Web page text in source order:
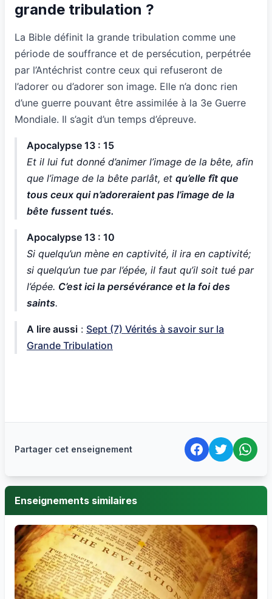
grande tribulation ?
La Bible définit la grande tribulation comme une
période de souffrance et de persécution, perpétrée
par l’Antéchrist contre ceux qui refuseront de
l’adorer ou d’adorer son image. Elle n’a donc rien
d’une guerre pouvant être assimilée à la 3e Guerre
Mondiale. Il s’agit d’un temps d’épreuve.
Apocalypse 13 : 15
Et il lui fut donné d’animer l’image de la bête, afin
que l’image de la bête parlât, et qu’elle fît que
tous ceux qui n’adoreraient pas l’image de la
bête fussent tués.
Apocalypse 13 : 10
Si quelqu’un mène en captivité, il ira en captivité;
si quelqu’un tue par l’épée, il faut qu’il soit tué par
l’épée. C’est ici la persévérance et la foi des
saints.
A lire aussi : Sept (7) Vérités à savoir sur la
Grande Tribulation
Partager cet enseignement
Enseignements similaires